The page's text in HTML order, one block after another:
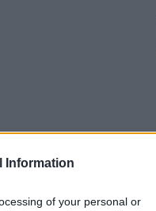
Information
of your personal or